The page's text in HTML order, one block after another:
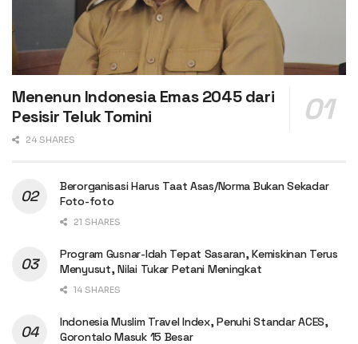
Menenun Indonesia Emas 2045 dari
Pesisir Teluk Tomini
24 SHARES
Berorganisasi Harus Taat Asas/Norma Bukan Sekadar
Foto-foto
21 SHARES
Program Gusnar-Idah Tepat Sasaran, Kemiskinan Terus
Menyusut, Nilai Tukar Petani Meningkat
14 SHARES
Indonesia Muslim Travel Index, Penuhi Standar ACES,
Gorontalo Masuk 15 Besar